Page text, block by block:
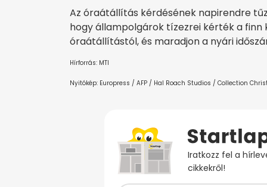
Az óraátállítás kérdésének napirendre
hogy állampolgárok tízezrei kérték a
óraátállítástól, és maradjon a nyári
Hírforrás: MTI
Nyitókép: Europress / AFP / Hal Roach Studios / Collection
Iratkozz fel a
cikkekről!